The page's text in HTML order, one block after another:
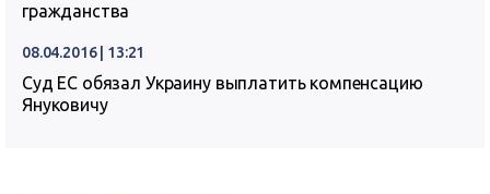
гражданства
08.04.2016 | 13:21
Суд ЕС обязал Украину выплатить компенсацию
Януковичу